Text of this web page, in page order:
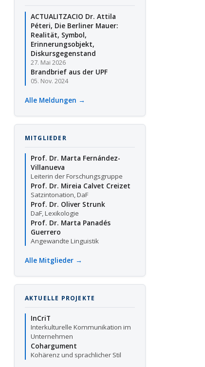
ACTUALITZACIO Dr. Attila
Péteri, Die Berliner Mauer:
Realität, Symbol,
Erinnerungsobjekt,
Diskursgegenstand
27. Mai 2026
Brandbrief aus der UPF
05. Nov. 2024
Alle Meldungen →
MITGLIEDER
Prof. Dr. Marta Fernández-
Villanueva
Leiterin der Forschungsgruppe
Prof. Dr. Mireia Calvet Creizet
Satzintonation, DaF
Prof. Dr. Oliver Strunk
DaF, Lexikologie
Prof. Dr. Marta Panadés
Guerrero
Angewandte Linguistik
Alle Mitglieder →
AKTUELLE PROJEKTE
InCriT
Interkulturelle Kommunikation im
Unternehmen
Cohargument
Kohärenz und sprachlicher Stil